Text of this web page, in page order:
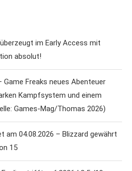
im Early Access mit
absolut!
Freaks neues Abenteuer
Kampfsystem und einem
Games-Mag/Thomas 2026)
am 04.08.2026 – Blizzard gewährt
15